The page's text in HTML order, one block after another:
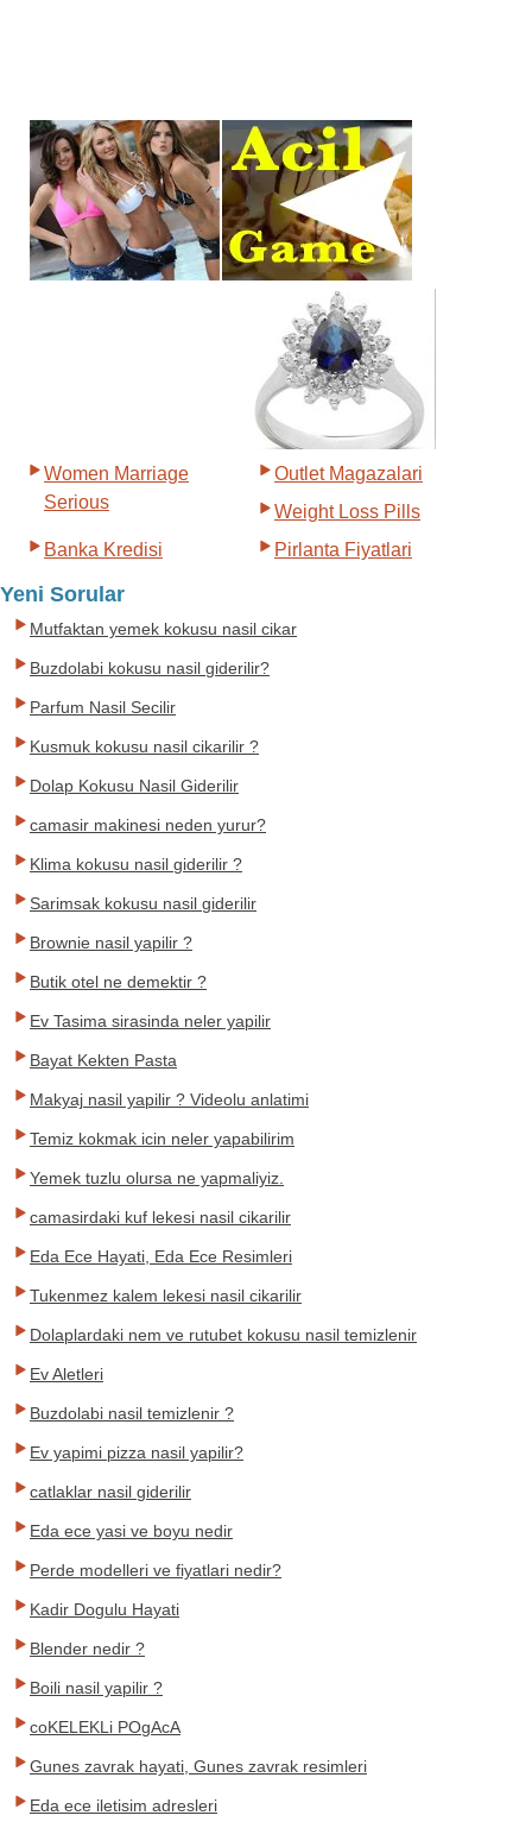
Women Marriage
Serious
Outlet Magazalari
Weight Loss Pills
Banka Kredisi
Pirlanta Fiyatlari
Yeni Sorular
Mutfaktan yemek kokusu nasil cikar
Buzdolabi kokusu nasil giderilir?
Parfum Nasil Secilir
Kusmuk kokusu nasil cikarilir ?
Dolap Kokusu Nasil Giderilir
camasir makinesi neden yurur?
Klima kokusu nasil giderilir ?
Sarimsak kokusu nasil giderilir
Brownie nasil yapilir ?
Butik otel ne demektir ?
Ev Tasima sirasinda neler yapilir
Bayat Kekten Pasta
Makyaj nasil yapilir ? Videolu anlatimi
Temiz kokmak icin neler yapabilirim
Yemek tuzlu olursa ne yapmaliyiz.
camasirdaki kuf lekesi nasil cikarilir
Eda Ece Hayati, Eda Ece Resimleri
Tukenmez kalem lekesi nasil cikarilir
Dolaplardaki nem ve rutubet kokusu nasil temizlenir
Ev Aletleri
Buzdolabi nasil temizlenir ?
Ev yapimi pizza nasil yapilir?
catlaklar nasil giderilir
Eda ece yasi ve boyu nedir
Perde modelleri ve fiyatlari nedir?
Kadir Dogulu Hayati
Blender nedir ?
Boili nasil yapilir ?
coKELEKLi POgAcA
Gunes zavrak hayati, Gunes zavrak resimleri
Eda ece iletisim adresleri